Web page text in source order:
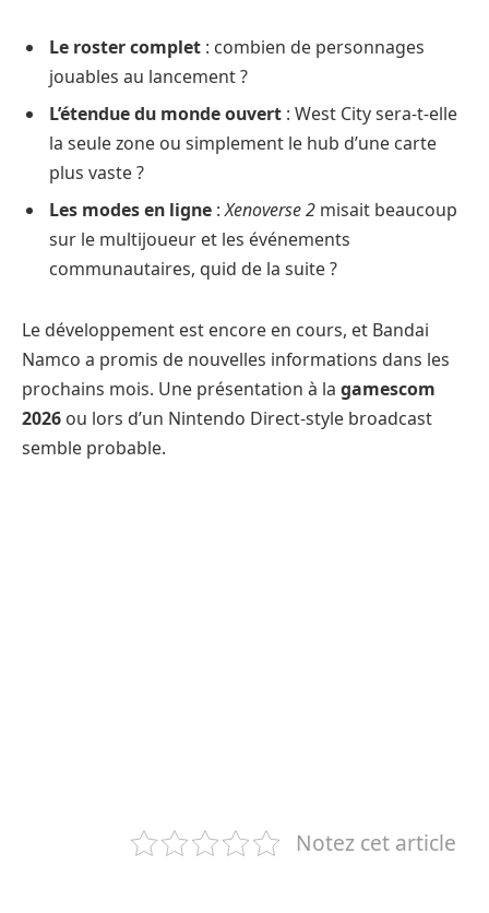
Le roster complet : combien de personnages
jouables au lancement ?
L’étendue du monde ouvert : West City sera-t-elle
la seule zone ou simplement le hub d’une carte
plus vaste ?
Les modes en ligne :Xenoverse 2 misait beaucoup
sur le multijoueur et les événements
communautaires, quid de la suite ?
Le développement est encore en cours, et Bandai
Namco a promis de nouvelles informations dans les
prochains mois. Une présentation à la gamescom
2026 ou lors d’un Nintendo Direct-style broadcast
semble probable.
Notez cet article